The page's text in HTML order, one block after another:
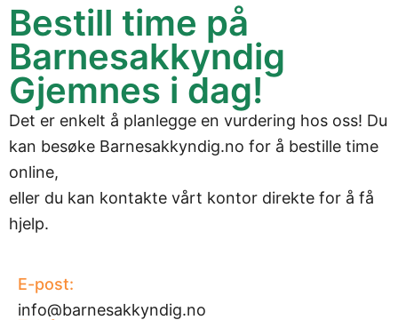
Bestill time på
Barnesakkyndig
Gjemnes i dag!
Det er enkelt å planlegge en vurdering hos oss! Du
kan besøke Barnesakkyndig.no for å bestille time
online,
eller du kan kontakte vårt kontor direkte for å få
hjelp.
E-post:
info@barnesakkyndig.no